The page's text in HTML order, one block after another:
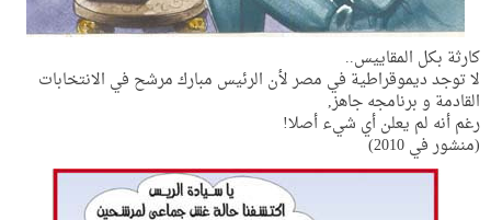
كارثة بكل المقاييس..
لا توجد ديموقراطية في مصر لأن الرئيس مبارك مرشح في الانتخابات
القادمة و برنامجه جاهز,
رغم أنه لم يعلن أي شيء أصلا!
(منشور في 2010)